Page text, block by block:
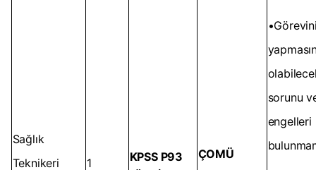
Sağlık
Teknikeri
1
KPSS P93
ÇOMÜ
sorunu
engelleri